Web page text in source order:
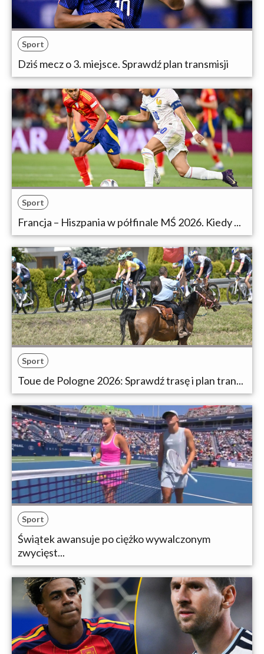
Sport
Dziś mecz o 3. miejsce. Sprawdź plan transmisji
Sport
Francja – Hiszpania w półfinale MŚ 2026. Kiedy ...
Sport
Toue de Pologne 2026: Sprawdź trasę i plan tran...
Sport
Świątek awansuje po ciężko wywalczonym
zwycięst...